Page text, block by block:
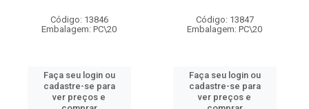
Código: 13846
Embalagem: PC\20
Faça seu login ou
cadastre-se para
ver preços e
Código: 13847
Embalagem: PC\20
Faça seu login ou
cadastre-se para
ver preços e